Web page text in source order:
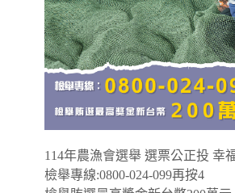
114年農漁會選舉 選票公正投 幸
檢舉專線:0800-024-099再按4